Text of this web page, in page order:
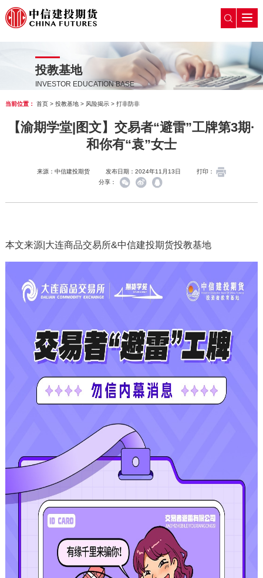
投教基地
INVESTOR EDUCATION BASE
当前位置： 首页> 投教基地> 风险揭示> 打非防非
【渝期学堂|图文】交易者“避雷”工牌第3期·
和你有“袁”女士
来源：中信建投期货 发布日期：2024年11月13日
打印：
分享：
本文来源|大连商品交易所&中信建投期货投教基地